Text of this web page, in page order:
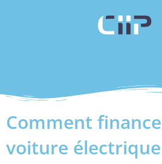
Comment
voiture électrique